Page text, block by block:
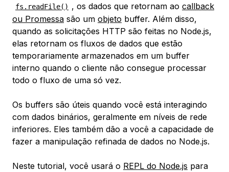
fs.readFile() , os dados que retornam ao callback
ou Promessa são um objeto buffer. Além disso,
quando as solicitações HTTP são feitas no Node.js,
elas retornam os fluxos de dados que estão
temporariamente armazenados em um buffer
interno quando o cliente não consegue processar
todo o fluxo de uma só vez.
Os buffers são úteis quando você está interagindo
com dados binários, geralmente em níveis de rede
inferiores. Eles também dão a você a capacidade de
fazer a manipulação refinada de dados no Node.js.
Neste tutorial, você usará o REPL do Node.js para